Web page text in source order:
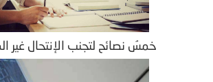
خمسُ نصائح لتجنب الإنتحال غير